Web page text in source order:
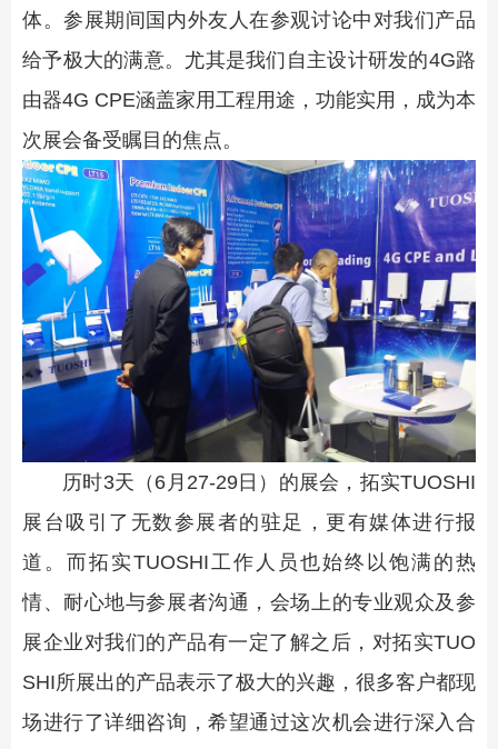
体。参展期间国内外友人在参观讨论中对我们产品
给予极大的满意。尤其是我们自主设计研发的4G路
由器4G CPE涵盖家用工程用途，功能实用，成为本
次展会备受瞩目的焦点。
历时3天（6月27-29日）的展会，拓实TUOSHI
展台吸引了无数参展者的驻足，更有媒体进行报
道。而拓实TUOSHI工作人员也始终以饱满的热
情、耐心地与参展者沟通，会场上的专业观众及参
展企业对我们的产品有一定了解之后，对拓实TUO
SHI所展出的产品表示了极大的兴趣，很多客户都现
场进行了详细咨询，希望通过这次机会进行深入合